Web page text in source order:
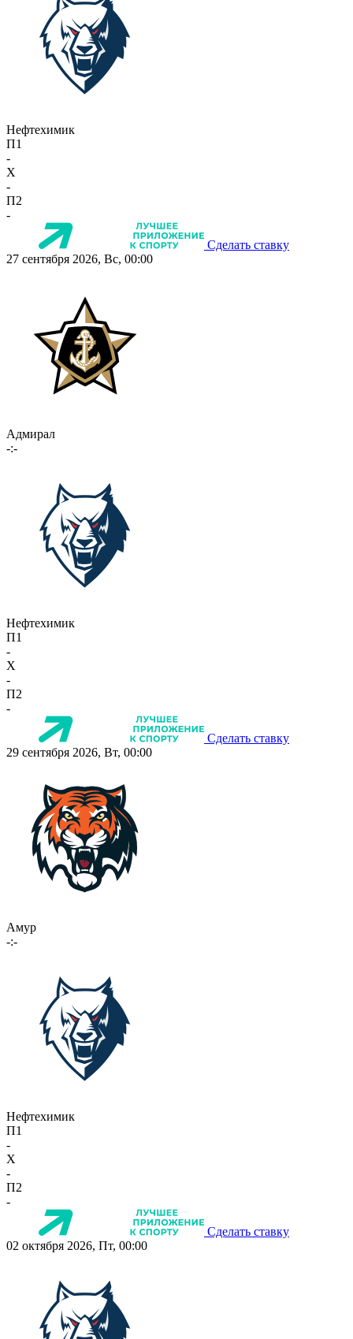
Нефтехимик
П1
-
X
-
П2
-
Сделать ставку
27 сентября 2026, Вс, 00:00
Адмирал
-:-
Нефтехимик
П1
-
X
-
П2
-
Сделать ставку
29 сентября 2026, Вт, 00:00
Амур
-:-
Нефтехимик
П1
-
X
-
П2
-
Сделать ставку
02 октября 2026, Пт, 00:00